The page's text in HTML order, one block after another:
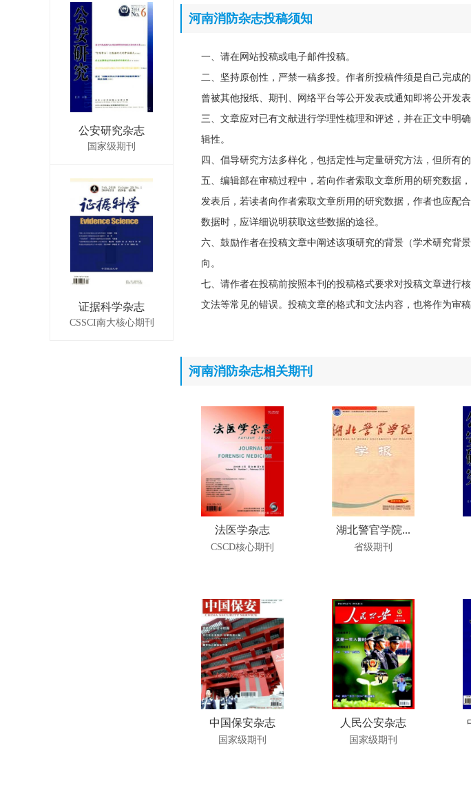
公安研究杂志
国家级期刊
证据科学杂志
CSSCI南大核心期刊
河南消防杂志投稿须知
一、请在网站投稿或电子邮件投稿。
二、坚持原创性，严禁一稿多投。作者所投稿件须是自己完成
曾被其他报纸、期刊、网络平台等公开发表或通知即将公开发表
三、文章应对已有文献进行学理性梳理和评述，并在正文中明
辑性。
四、倡导研究方法多样化，包括定性与定量研究方法，但所有
五、编辑部在审稿过程中，若向作者索取文章所用的研究数据
发表后，若读者向作者索取文章所用的研究数据，作者也应配
数据时，应详细说明获取这些数据的途径。
六、鼓励作者在投稿文章中阐述该项研究的背景（学术研究背
向。
七、请作者在投稿前按照本刊的投稿格式要求对投稿文章进行
文法等常见的错误。投稿文章的格式和文法内容，也将作为审稿
河南消防杂志相关期刊
法医学杂志
CSCD核心期刊
湖北警官学院...
省级期刊
中国保安杂志
国家级期刊
人民公安杂志
国家级期刊